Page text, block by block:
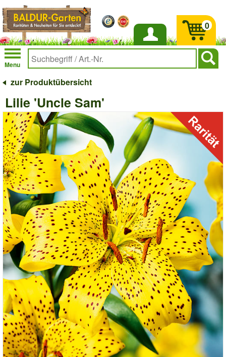
Anmelden
Menu
0
zur Produktübersicht
Lilie 'Uncle Sam'